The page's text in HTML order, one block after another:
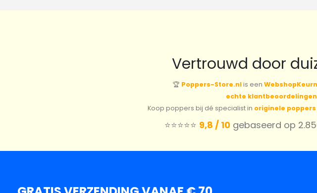
Vertrouwd door
🏆 Poppers-Store.nlis een
echte klantbeoordelingen
Koop poppers bij dé specialist in originele poppers
⭐️⭐️⭐️⭐️⭐️ 9,8 / 10gebaseerd op